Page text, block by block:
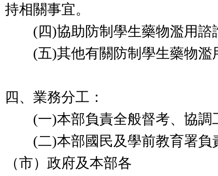
持相關事宜。
(四)協助防制學生藥物濫用諮
(五)其他有關防制學生藥物濫
四、業務分工：
(一)本部負責全般督考、協調
(二)本部國民及學前教育署負
（市）政府及本部各